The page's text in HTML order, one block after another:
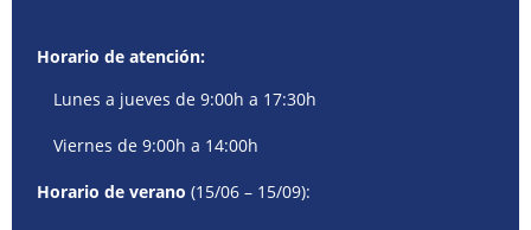
Horario de atención:
Lunes a jueves de 9:00h a 17:30h
Viernes de 9:00h a 14:00h
Horario de verano (15/06 – 15/09):